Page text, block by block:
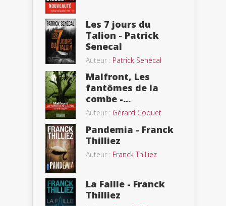
Les 7 jours du
Talion - Patrick
Senecal
Auteur : Patrick Senécal
Malfront, Les
fantômes de la
combe -...
Auteur : Gérard Coquet
Pandemia - Franck
Thilliez
Auteur : Franck Thilliez
La Faille - Franck
Thilliez